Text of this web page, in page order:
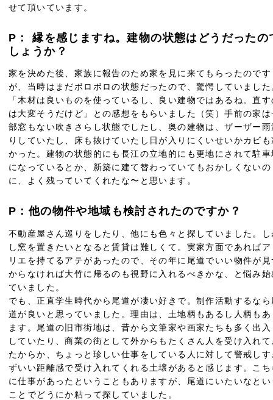
せて頂いています。
P： 縁を感じますね。建物の状態はどうだったの
しょうか？
家を決めた後、家族に報告のため家を見に来てもらったのです
が、当時はまだボロボロの状態だったので、驚愕していました
「木材は良いものを使っているし、良い建物ではあるね。直
は大変そうだけど」との感想をもらいました（笑）手前の家は
部窓もない吹きさらし状態でしたし、奥の建物は、ザーザー雨
りしていたし、床も抜けていたし日が入りにくいせいかカビも
かった。建物の状態的にも長江の立地的にも更地にされて駐車
になっているとか、新築に建て替わっていてもおかしくないの
に、よく残っていてくれたな〜と思います。
P：他の物件や地域も検討されたのですか？
不動産屋さん巡りをしたり、他にも色々と探していました。し
し窯を置きたいとなると賃貸は難しくて。実家方面であればア
リエを持てるアテがあったので、その年に尾道でいい物件が見
からなければ大竹に帰るのも視野に入れるべきかな、と悩み始
ていました。
でも、正直学生時代から尾道が凄い好きで。制作活動するなら
道が良いと思っていました。理由は、土地柄もあるし人柄もあ
ます。尾道の旧市街地は、昔から文筆家や画家たちも多く出入
していたり、商業の街として外からもたくさん人を受け入れて
たからか、ちょっと珍しい仕事をしている人に対して警戒しす
ずいい距離感で受け入れてくれる土壌があると感じます。こち
に仕事があったということもありますが、尾道にいたいなとい
ことでどうにか粘って探していました。